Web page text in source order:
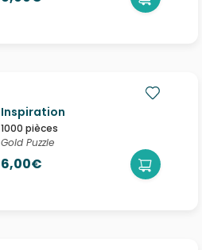
Inspiration
1000 pièces
Gold Puzzle
6,00€